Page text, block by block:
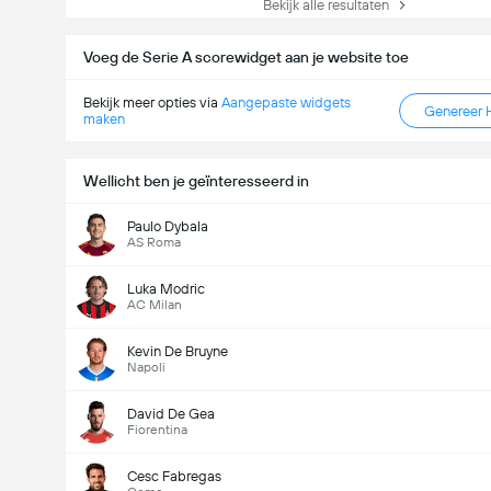
Bekijk alle resultaten
Voeg de Serie A scorewidget aan je website toe
Bekijk meer opties via Aangepaste widgets
maken
Genereer
Wellicht ben je geïnteresseerd in
Paulo Dybala
AS Roma
Luka Modric
AC Milan
Kevin De Bruyne
Napoli
David De Gea
Fiorentina
Cesc Fabregas